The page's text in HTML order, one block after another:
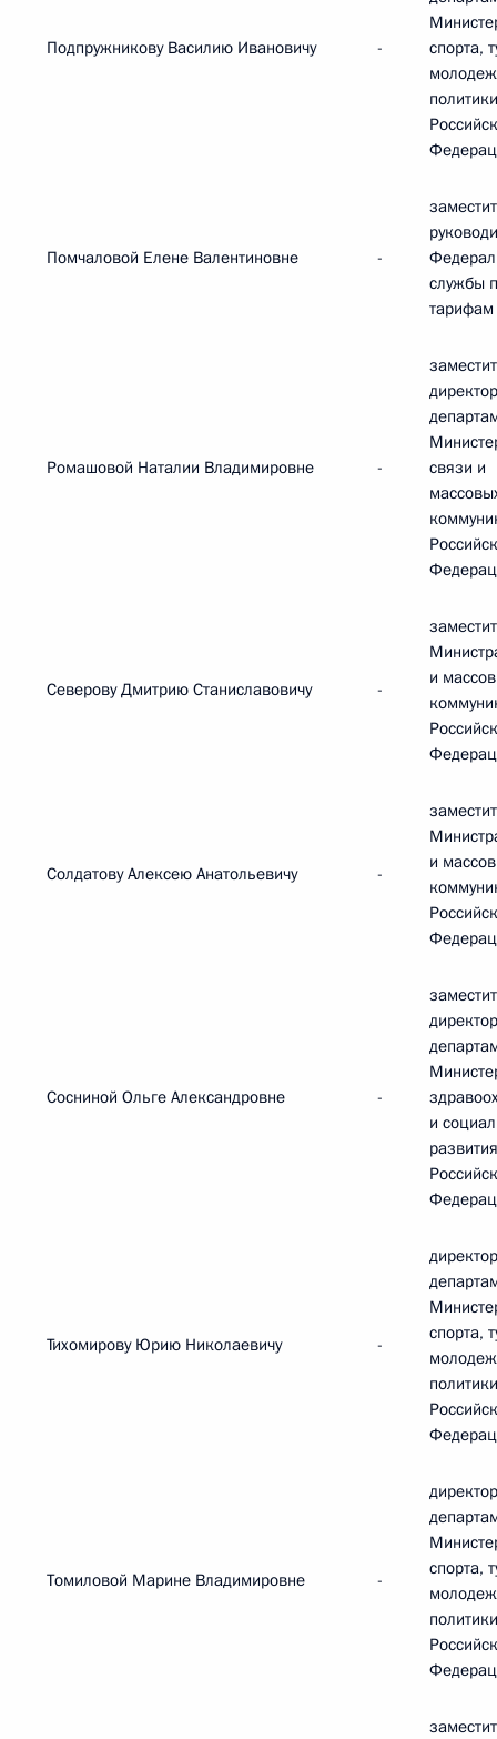
Подпружникову Василию Ивановичу -
спорта,
политики
Помчаловой Елене Валентиновне -
службы
тарифам
Ромашовой Наталии Владимировне -
связи и
Северову Дмитрию Станиславовичу -
и
Солдатову Алексею Анатольевичу -
и
Сосниной Ольге Александровне -
и
развития
Тихомирову Юрию Николаевичу -
спорта,
политики
Томиловой Марине Владимировне -
спорта,
политики